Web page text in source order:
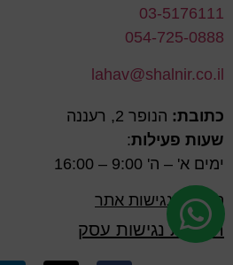
03-5176111
054-725-0888
lahav@shalnir.co.il
כתובת: הנופר 2, רעננה
שעות פעילות:
ימים א' – ה' 9:00 – 16:00
הצהרת נגישות אתר
הצהרת נגישות עסק